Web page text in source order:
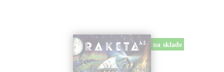
na sklade